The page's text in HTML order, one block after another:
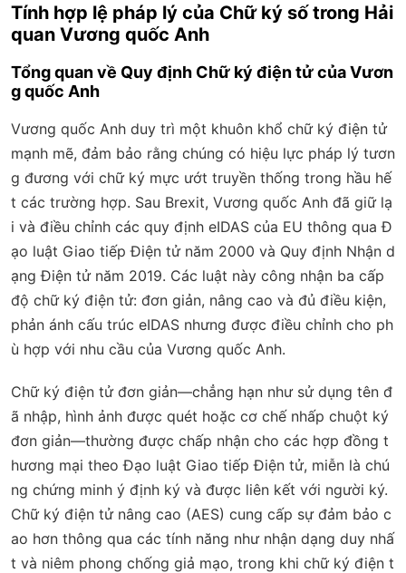
Tính hợp lệ pháp lý của Chữ ký số trong Hải
quan Vương quốc Anh
Tổng quan về Quy định Chữ ký điện tử của Vươn
g quốc Anh
Vương quốc Anh duy trì một khuôn khổ chữ ký điện tử
mạnh mẽ, đảm bảo rằng chúng có hiệu lực pháp lý tươn
g đương với chữ ký mực ướt truyền thống trong hầu hế
t các trường hợp. Sau Brexit, Vương quốc Anh đã giữ lạ
i và điều chỉnh các quy định eIDAS của EU thông qua Đ
ạo luật Giao tiếp Điện tử năm 2000 và Quy định Nhận d
ạng Điện tử năm 2019. Các luật này công nhận ba cấp
độ chữ ký điện tử: đơn giản, nâng cao và đủ điều kiện,
phản ánh cấu trúc eIDAS nhưng được điều chỉnh cho ph
ù hợp với nhu cầu của Vương quốc Anh.
Chữ ký điện tử đơn giản—chẳng hạn như sử dụng tên đ
ã nhập, hình ảnh được quét hoặc cơ chế nhấp chuột ký
đơn giản—thường được chấp nhận cho các hợp đồng t
hương mại theo Đạo luật Giao tiếp Điện tử, miễn là chú
ng chứng minh ý định ký và được liên kết với người ký.
Chữ ký điện tử nâng cao (AES) cung cấp sự đảm bảo c
ao hơn thông qua các tính năng như nhận dạng duy nhấ
t và niêm phong chống giả mạo, trong khi chữ ký điện t